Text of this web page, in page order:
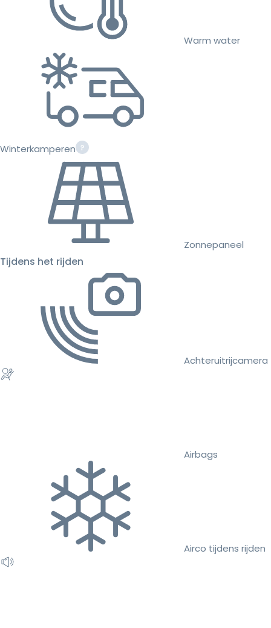
Warm water
Winterkamperen
Zonnepaneel
Tijdens het rijden
Achteruitrijcamera
Airbags
Airco tijdens rijden